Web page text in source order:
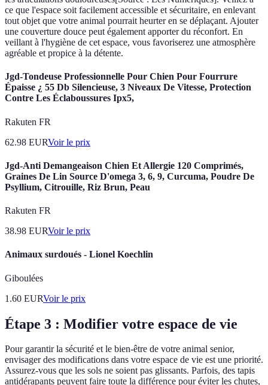
ce que l'espace soit facilement accessible et sécuritaire, en enlevant
tout objet que votre animal pourrait heurter en se déplaçant. Ajouter
une couverture douce peut également apporter du réconfort. En
veillant à l'hygiène de cet espace, vous favoriserez une atmosphère
agréable et propice à la détente.
Jgd-Tondeuse Professionnelle Pour Chien Pour Fourrure
Épaisse ¿ 55 Db Silencieuse, 3 Niveaux De Vitesse, Protection
Contre Les Éclaboussures Ipx5,
Rakuten FR
62.98 EURVoir le prix
Jgd-Anti Demangeaison Chien Et Allergie 120 Comprimés,
Graines De Lin Source D'omega 3, 6, 9, Curcuma, Poudre De
Psyllium, Citrouille, Riz Brun, Peau
Rakuten FR
38.98 EURVoir le prix
Animaux surdoués - Lionel Koechlin
Giboulées
1.60 EURVoir le prix
Étape 3 : Modifier votre espace de vie
Pour garantir la sécurité et le bien-être de votre animal senior,
envisager des modifications dans votre espace de vie est une priorité.
Assurez-vous que les sols ne soient pas glissants. Parfois, des tapis
antidérapants peuvent faire toute la différence pour éviter les chutes,